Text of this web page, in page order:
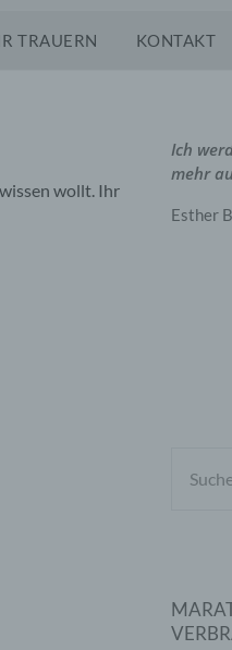
TRAUERN KONTAKT
wollt. Ihr
Ich
mehr
Esther
NACH: